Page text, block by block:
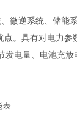
微逆系统、储能
。具有对电力参
电量、电池充